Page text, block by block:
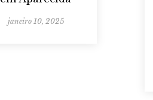
janeiro 10, 2025